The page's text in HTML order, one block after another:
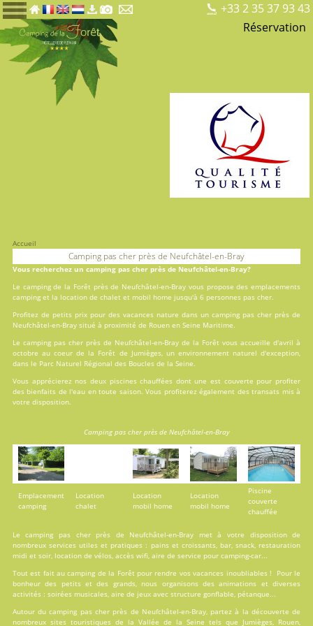
+33 2 35 37 93 43
Réservation
Accueil
Camping pas cher près de Neufchâtel-en-Bray
Vous recherchez un camping pas cher près de Neufchâtel-en-Bray?
Le camping de la Forêt près de Neufchâtel-en-Bray vous propose desemplacements
campinget la locationde chalet et mobil home jusqu'à 6 personnes pas cher.
Profitez de petits prix pour des vacances nature dans un camping pas cher près de
Neufchâtel-en-Bray situé à proximité de Rouen en Seine Maritime.
Le camping pas cher près de Neufchâtel-en-Bray de la Forêt vous accueille d'avril à
octobre au coeur de la Forêt de Jumièges, un environnement naturel d'exception,
dans le Parc Naturel Régional des Boucles de la Seine.
Vous apprécierez nos deux piscineschauffées dont une est couverte pour profiter
des bienfaits de l'eau en toute saison. Vous profiterez également des transats mis à
votre disposition.
Camping pas cher près de Neufchâtel-en-Bray
Emplacement
camping
Location
chalet
Location
mobil home
Location
mobil home
Piscine
couverte
chauffée
Le camping pas cher près de Neufchâtel-en-Bray met à votre disposition de
nombreux services utiles et pratiques : pains et croissants, bar, snack, restauration
midi et soir, location de vélos, accès wifi, aire de service pour camping-car...
Tout est fait aucamping de la Forêtpour rendre vos vacances inoubliables ! Pour le
bonheur des petits et des grands, nous organisons des animations et diverses
activités : soirées musicales, aire de jeux avec structure gonflable, pétanque...
Autour du camping pas cher près de Neufchâtel-en-Bray, partez à la découverte de
nombreux sites touristiques de la Vallée de la Seine tels que Jumièges, Rouen,